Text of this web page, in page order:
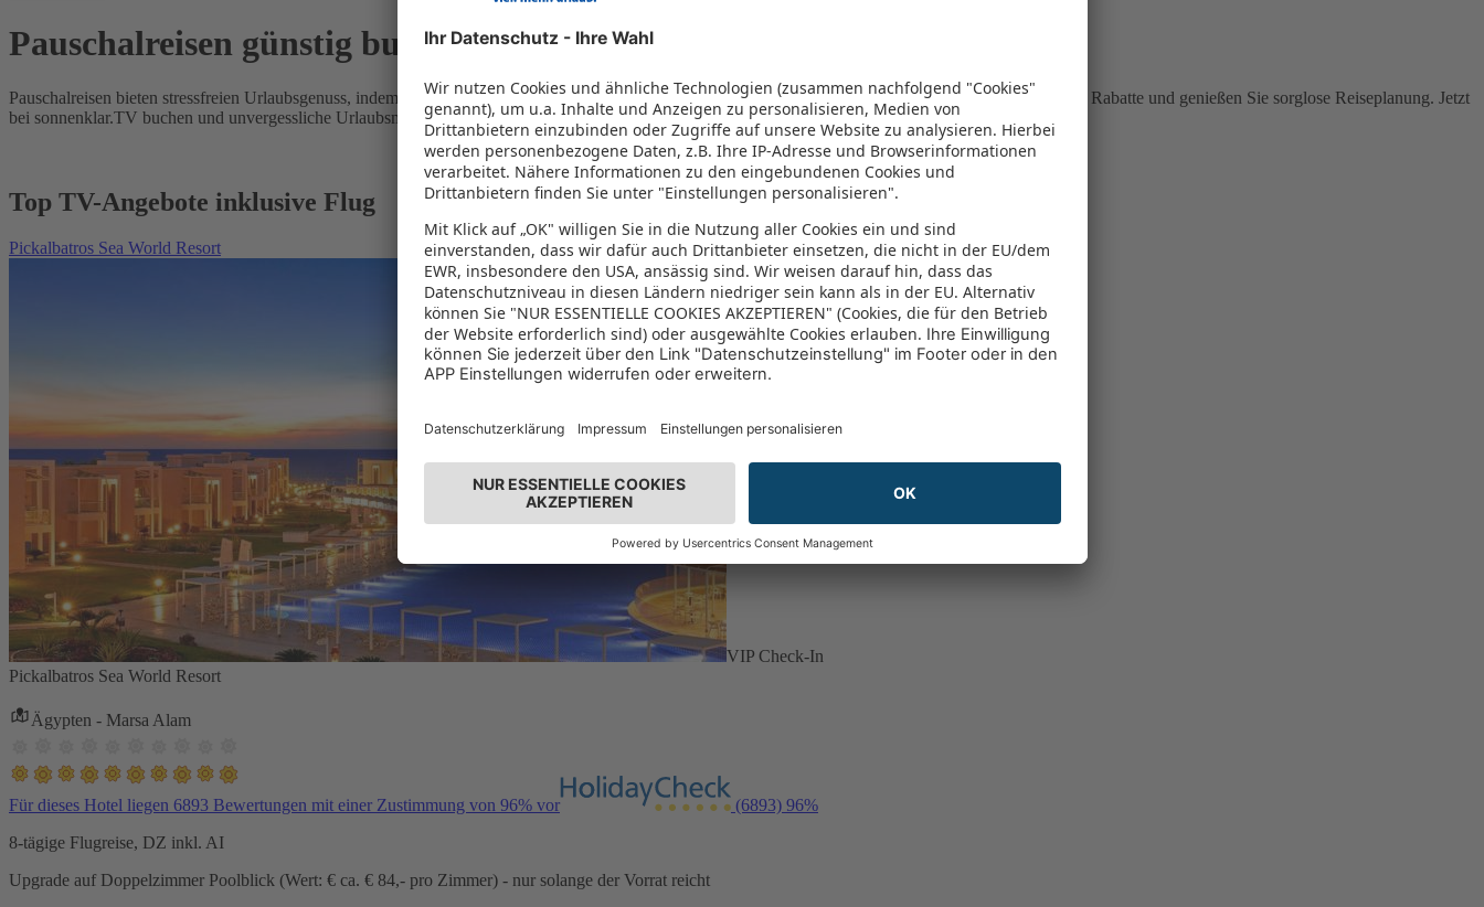
Pauschalreisen günstig buchen
Pauschalreisen bieten stressfreien Urlaubsgenuss, indem Flug und Hotel in einem Paket kombiniert werden – das spart Zeit und Geld. Nutzen Sie attraktive Rabatte und genießen Sie sorglose Reiseplanung. Jetzt
bei sonnenklar.TV buchen und unvergessliche Urlaubsmomente erleben!
Top TV-Angebote inklusive Flug
Pickalbatros Sea World Resort
VIP Check-In
Pickalbatros Sea World Resort
Ägypten - Marsa Alam
Für dieses Hotel liegen 6893 Bewertungen mit einer Zustimmung von 96% vor (6893) 96%
8-tägige Flugreise, DZ inkl. AI
Upgrade auf Doppelzimmer Poolblick (Wert: € ca. € 84,- pro Zimmer) - nur solange der Vorrat reicht